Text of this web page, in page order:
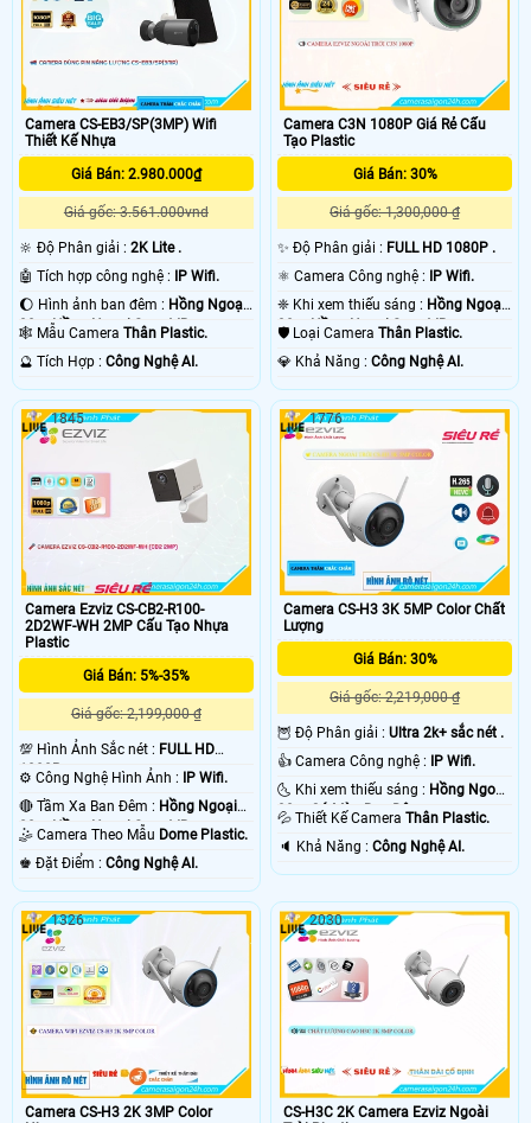
Camera CS-EB3/SP(3MP) Wifi
Thiết Kế Nhựa
Giá Bán: 2.980.000₫
Giá gốc: 3.561.000vnd
🔆 Độ Phân giải : 2K Lite .
🤖️ Tích hợp công nghệ :
IP Wifi.
🌔 Hình ảnh ban đêm : Hồng Ngoại
30m Hồng Ngoại Smart IR.
🕸️ Mẫu Camera Thân Plastic.
️🔮 Tích Hợp : Công Nghệ AI.
Camera C3N 1080P Giá Rẻ Cấu
Tạo Plastic
Giá Bán: 30%
Giá gốc: 1,300,000 ₫
✨ Độ Phân giải : FULL HD 1080P .
⚛️ Camera Công nghệ :
IP Wifi.
❈ Khi xem thiếu sáng : Hồng Ngoại
30m Hồng Ngoại Smart IR.
🛡 Loại CameraThân Plastic.
️💎 Khả Năng :Công Nghệ AI.
Camera Ezviz CS-CB2-R100-
2D2WF-WH 2MP Cấu Tạo Nhựa
Plastic
Giá Bán: 5%-35%
Giá gốc: 2,199,000 ₫
💯 Hình Ảnh Sắc nét : FULL HD
1080P .
⚙ Công Nghệ Hình Ảnh :
IP Wifi.
🔴 Tầm Xa Ban Đêm : Hồng Ngoại
20m Hồng Ngoại Smart IR.
🤹 Camera Theo Mẫu Dome Plastic.
️♚ Đặt Điểm : Công Nghệ AI.
1845
Camera CS-H3 3K 5MP Color Chất
Lượng
Giá Bán: 30%
Giá gốc: 2,219,000 ₫
🦉 Độ Phân giải :Ultra 2k+ sắc nét .
👍 Camera Công nghệ :
IP Wifi.
🌜 Khi xem thiếu sáng : Hồng Ngoại
30m Có Màu Ban Ðêm.
💦 Thiết Kế CameraThân Plastic.
️🔈 Khả Năng :Công Nghệ AI.
1776
Camera CS-H3 2K 3MP Color
1326
CS-H3C 2K Camera Ezviz Ngoài
2030